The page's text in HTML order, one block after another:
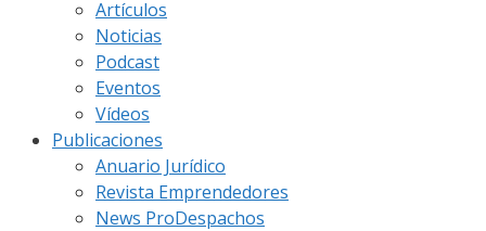
Artículos
Noticias
Podcast
Eventos
Vídeos
Publicaciones
Anuario Jurídico
Revista Emprendedores
News ProDespachos